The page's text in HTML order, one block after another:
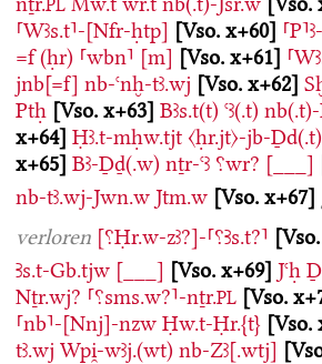
PL
⸢Wꜣs.t⸣-[Nfr-ḥtp]
Vso. x+60
=f (ḥr) ⸢wbn⸣ [m] Vso. x+61
jnb[=f] nb-ꜥnḫ-tꜣ.wj Vso. x+62
Ptḥ Vso. x+63 Bꜣs.t(t) ꜥꜣ(.t) nb(.t)-
x+64 Ḥꜣ.t-mḥw.tjt 〈ḥr.jt〉-jb-Ḏd(.t)
x+65 Bꜣ-Ḏḏ(.w) nṯr-ꜥꜣ ⸮wr? [___]
nb-tꜣ.wj-Jwn.w Jtm.w Vso. x+67
verloren [⸮Ḥr.w-zꜣ?]-⸢⸮Ꜣs.t?⸣
Ꜣs.t-Gb.tjw [___] Vso. x+69 Jꜥḥ
Nṯr.wj? ⸢⸮sms.w?⸣-nṯr.PL Vso.
⸢nb⸣-[Nnj]-nzw Ḥw.t-Ḥr.{t} Vso.
tꜣ.wj Wpi̯-wꜣj.(wt) nb-Zꜣ[.wtj]